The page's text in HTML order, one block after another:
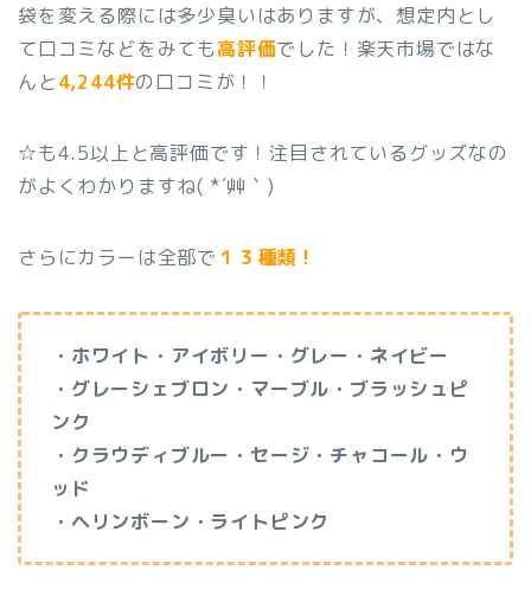
袋を変える際には多少臭いはありますが、想定内とし
て口コミなどをみても高評価でした！楽天市場ではな
んと4,244件の口コミが！！
☆も4.5以上と高評価です！注目されているグッズなの
がよくわかりますね( *´艸｀)
さらにカラーは全部で １３種類！
・ホワイト・アイボリー・グレー・ネイビー
・グレーシェブロン・マーブル・ブラッシュピ
ンク
・クラウディブルー・セージ・チャコール・ウ
ッド
・ヘリンボーン・ライトピンク